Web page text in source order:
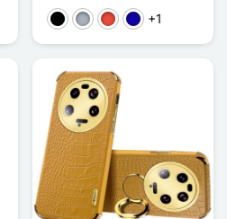
Schwarz
GrauRot Dunkelblau
+1